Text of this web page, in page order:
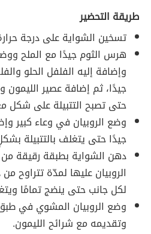
طريقة التحضير
تسخين الشواية على درجة
هرس الثوم جيدًا مع الملح
وإضافة إليه الفلفل الحلو
جيدًا، ثم إضافة عصير الليمون
حتى تصبح التتبيلة على شكل
وضع الروبيان في وعاء كبير
جيدًا حتى يتغلف بالتتبيلة
دهن الشواية بطبقة رقيقة
الروبيان عليها لمدّة تتراوح
لكل جانب حتى ينضج تمامًا
وضع الروبيان المشوي في
وتقديمه مع شرائح الليمون.